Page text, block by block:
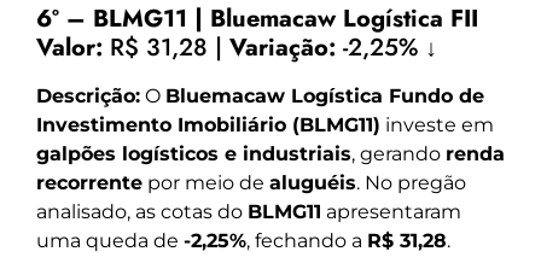
6º – BLMG11 | Bluemacaw Logística FII
Valor: R$ 31,28 | Variação: -2,25% ↓
Descrição: O Bluemacaw Logística Fundo de
Investimento Imobiliário (BLMG11) investe em
galpões logísticos e industriais, gerando renda
recorrente por meio de aluguéis. No pregão
analisado, as cotas do BLMG11 apresentaram
uma queda de -2,25%, fechando a R$ 31,28.